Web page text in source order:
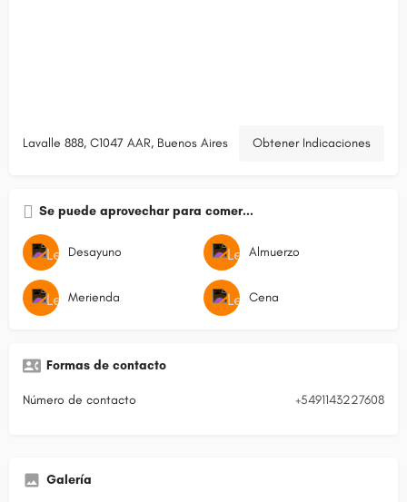
Lavalle 888, C1047 AAR, Buenos Aires Obtener Indicaciones
Se puede aprovechar para comer...
Desayuno Almuerzo
Merienda Cena
Formas de contacto
Número de contacto +5491143227608
Galería